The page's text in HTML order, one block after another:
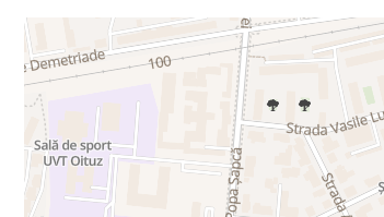
Suprafață Totală: 1018 mp
Deschideri:
38,59 ml la Strada Take Ionescu
18,40 ml la Strada Nicu Filipescu
26,48 ml la Strada Semenic
Coeficienții Zonei (RLU M3 conform PUG):
P.O.T. maxim: 70% (Pentru parcelele de